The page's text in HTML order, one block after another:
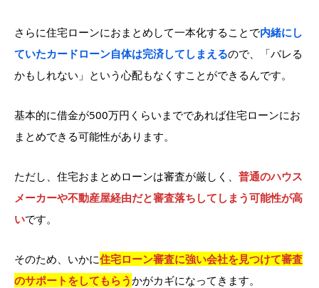
さらに住宅ローンにおまとめして一本化することで内緒にし
ていたカードローン自体は完済してしまえるので、「バレる
かもしれない」という心配もなくすことができるんです。
基本的に借金が500万円くらいまでであれば住宅ローンにお
まとめできる可能性があります。
ただし、住宅おまとめローンは審査が厳しく、 普通のハウス
メーカーや不動産屋経由だと審査落ちしてしまう可能性が高
いです。
そのため、いかに住宅ローン審査に強い会社を見つけて審査
のサポートをしてもらうかがカギになってきます。